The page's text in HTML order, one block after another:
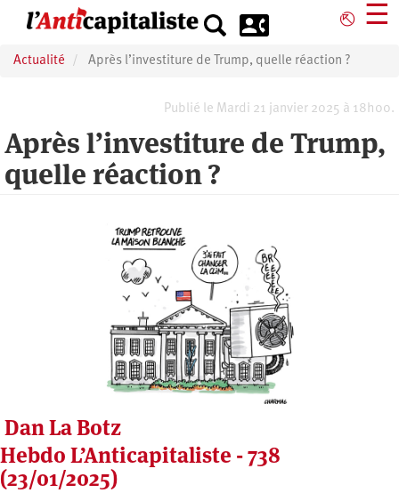
principal
⎋ ☰
Actualité Après l’investiture de Trump, quelle réaction ?
Publié le Mardi 21 janvier 2025 à 18h00.
Après l’investiture de Trump,
quelle réaction ?
Dan La Botz
Hebdo L’Anticapitaliste - 738
(23/01/2025)